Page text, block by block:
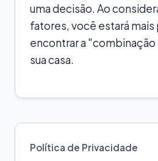
uma decisão. Ao
fatores, você estará
encontrar a
sua casa.
Política de Privacidade